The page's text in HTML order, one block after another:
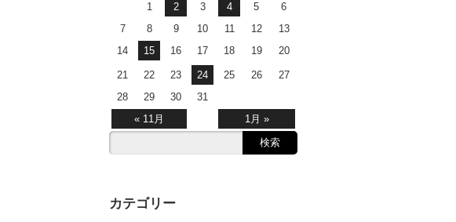
« 11月 1月 »
1 2 3 4 5
6
7
8 9 10 11 12
13
14
15 16 17 18 19 20
21 22 23 24 25 26
27
28
29 30 31
カテゴリー